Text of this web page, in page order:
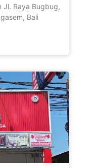
Jl. Raya Bugbug,
Bali